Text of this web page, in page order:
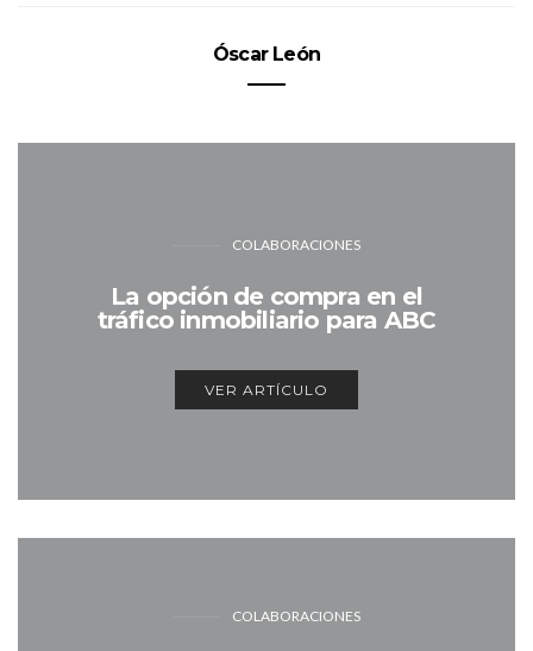
Óscar León
COLABORACIONES
La opción de compra en el
tráfico inmobiliario para ABC
VER ARTÍCULO
COLABORACIONES